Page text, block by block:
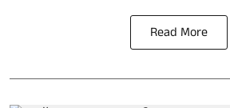
Read More